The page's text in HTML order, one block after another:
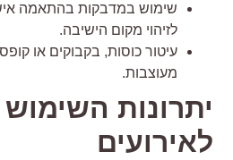
שימוש במדבקות בהתאמה
לזיהוי מקום הישיבה.
עיטור כוסות, בקבוקים או
מעוצבות.
יתרונות השימוש
לאירועים